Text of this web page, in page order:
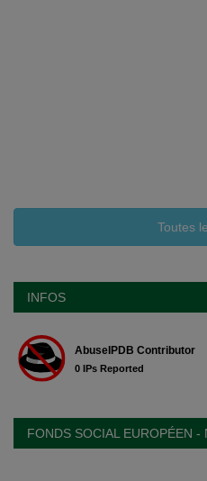
Toutes
INFOS
FONDS SOCIAL EUROPÉEN -